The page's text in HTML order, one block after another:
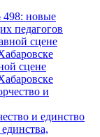
новые
педагогов
сцене
и единство